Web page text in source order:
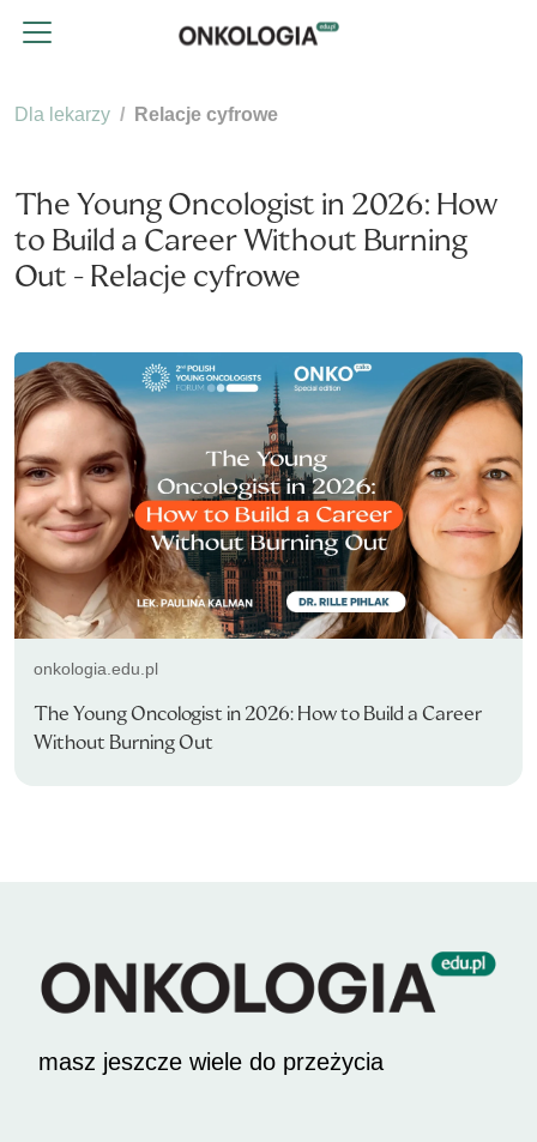
Dla lekarzy Relacje cyfrowe
The Young Oncologist in 2026: How
to Build a Career Without Burning
Out - Relacje cyfrowe
onkologia.edu.pl
The Young Oncologist in 2026: How to Build a Career
Without Burning Out
masz jeszcze wiele do przeżycia